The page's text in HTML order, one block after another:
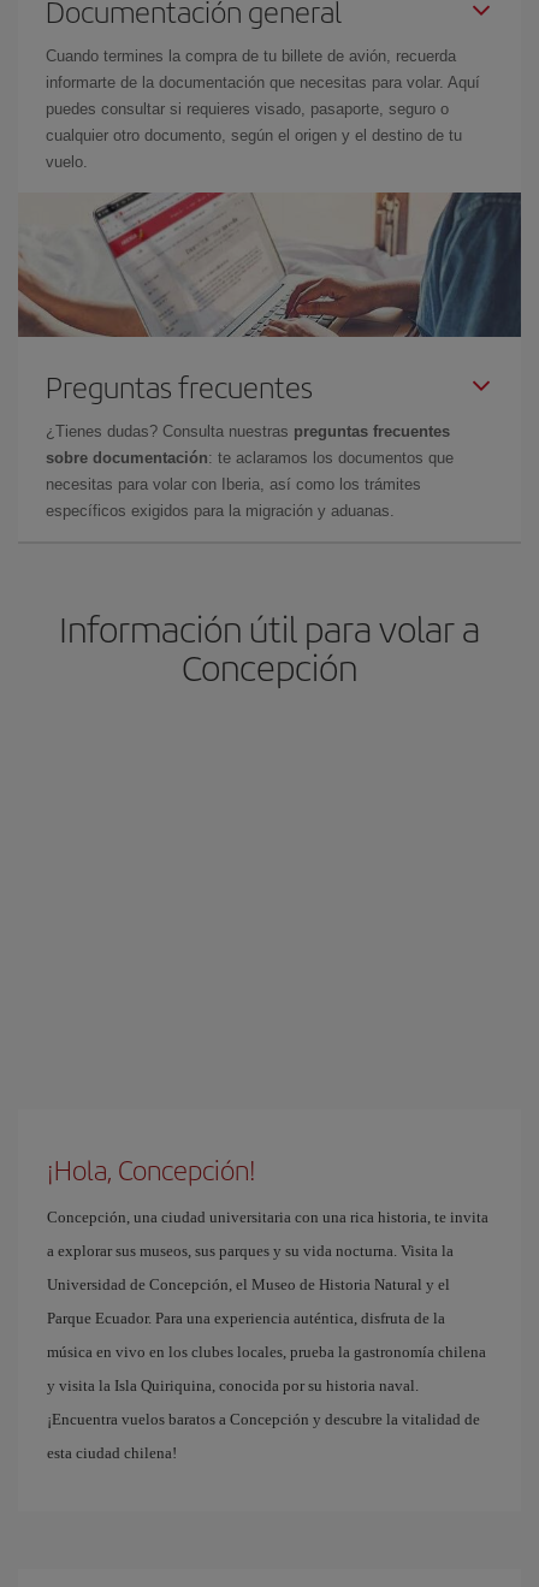
Documentación general
Cuando termines la compra de tu billete de avión, recuerda
informarte de la documentación que necesitas para volar. Aquí
puedes consultar si requieres visado, pasaporte, seguro o
cualquier otro documento, según el origen y el destino de tu
vuelo.
Preguntas frecuentes
¿Tienes dudas? Consulta nuestras preguntas frecuentes
sobre documentación: te aclaramos los documentos que
necesitas para volar con Iberia, así como los trámites
específicos exigidos para la migración y aduanas.
Información útil para volar a
Concepción
¡Hola, Concepción!
Concepción, una ciudad universitaria con una rica historia, te invita
a explorar sus museos, sus parques y su vida nocturna. Visita la
Universidad de Concepción, el Museo de Historia Natural y el
Parque Ecuador. Para una experiencia auténtica, disfruta de la
música en vivo en los clubes locales, prueba la gastronomía chilena
y visita la Isla Quiriquina, conocida por su historia naval.
¡Encuentra vuelos baratos a Concepción y descubre la vitalidad de
esta ciudad chilena!